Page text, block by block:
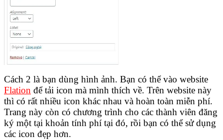
Cách 2 là bạn dùng hình ảnh. Bạn có thể vào website
Flation để tải icon mà mình thích về. Trên website này
thì có rất nhiều icon khác nhau và hoàn toàn miễn phí.
Trang này còn có chương trình cho các thành viên đăng
ký một tại khoản tính phí tại đó, rồi bạn có thể sử dụng
các icon đẹp hơn.